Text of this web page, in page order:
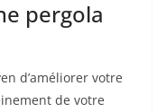
pergola
d’améliorer votre
de votre